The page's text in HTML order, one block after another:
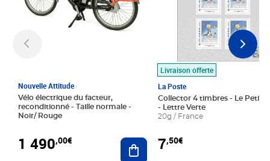
Nouvelle Attitude
Vélo électrique du facteur,
reconditionné - Taille normale -
Noir/ Rouge
1 490,00€ Ajouter au panier
Livraison offerte
La Poste
Collector 4 timbres - Le Petit
- Lettre Verte
20g / France
7,50€